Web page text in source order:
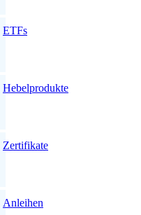
ETFs
Hebelprodukte
Zertifikate
Anleihen